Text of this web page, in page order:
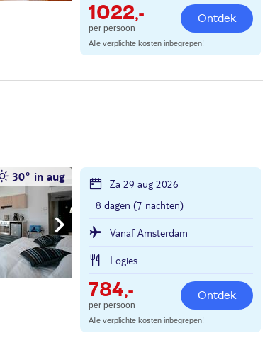
1022,-
per persoon
Ontdek
Alle verplichte kosten inbegrepen!
30° in aug
Za 29 aug 2026
8 dagen (7 nachten)
Vanaf Amsterdam
Logies
784,-
per persoon
Ontdek
Alle verplichte kosten inbegrepen!